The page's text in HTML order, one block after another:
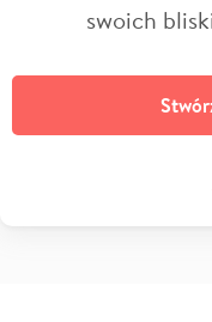
swoich